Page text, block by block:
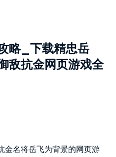
略_下载精忠岳
敌抗金网页游戏全
金名将岳飞为背景的网页游